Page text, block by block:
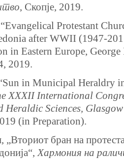
, Скопје, 2019.
“Evangelical Protestant
after WWII (1947-
in Eastern Europe,
2019.
in Municipal Heraldry
XXXII International
Heraldic Sciences,
(in Preparation).
бран на
Хармония на р